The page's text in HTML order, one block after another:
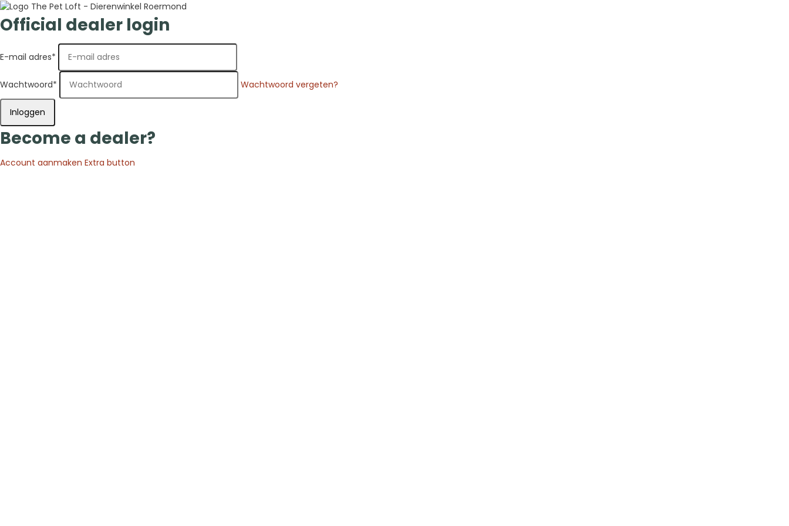
Official dealer login
E-mail adres*
Wachtwoord* Wachtwoord vergeten?
Inloggen
Become a dealer?
Account aanmaken Extra button